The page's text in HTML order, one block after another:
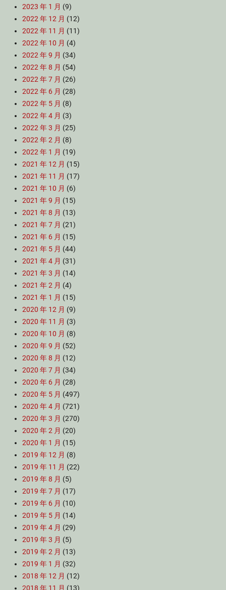
2023 年 1 月 (9)
2022 年 12 月 (12)
2022 年 11 月 (11)
2022 年 10 月 (4)
2022 年 9 月 (34)
2022 年 8 月 (54)
2022 年 7 月 (26)
2022 年 6 月 (28)
2022 年 5 月 (8)
2022 年 4 月 (3)
2022 年 3 月 (25)
2022 年 2 月 (8)
2022 年 1 月 (19)
2021 年 12 月 (15)
2021 年 11 月 (17)
2021 年 10 月 (6)
2021 年 9 月 (15)
2021 年 8 月 (13)
2021 年 7 月 (21)
2021 年 6 月 (15)
2021 年 5 月 (44)
2021 年 4 月 (31)
2021 年 3 月 (14)
2021 年 2 月 (4)
2021 年 1 月 (15)
2020 年 12 月 (9)
2020 年 11 月 (3)
2020 年 10 月 (8)
2020 年 9 月 (52)
2020 年 8 月 (12)
2020 年 7 月 (34)
2020 年 6 月 (28)
2020 年 5 月 (497)
2020 年 4 月 (721)
2020 年 3 月 (270)
2020 年 2 月 (20)
2020 年 1 月 (15)
2019 年 12 月 (8)
2019 年 11 月 (22)
2019 年 8 月 (5)
2019 年 7 月 (17)
2019 年 6 月 (10)
2019 年 5 月 (14)
2019 年 4 月 (29)
2019 年 3 月 (5)
2019 年 2 月 (13)
2019 年 1 月 (32)
2018 年 12 月 (12)
2018 年 11 月 (13)